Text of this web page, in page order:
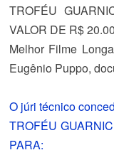
TROFÉU
VALOR DE R$
Melhor Filme
Eugênio Puppo,
O júri técnico
TROFÉU
PARA: